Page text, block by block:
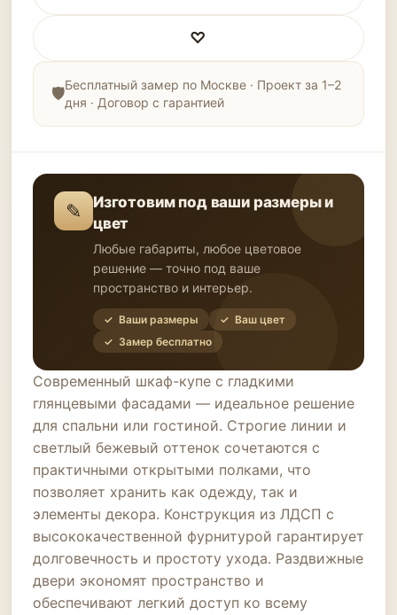
♡
Бесплатный замер по Москве · Проект за 1–2
дня · Договор с гарантией
✎
Изготовим под ваши размеры и
цвет
Любые габариты, любое цветовое
решение — точно под ваше
пространство и интерьер.
✓ Ваши размеры
✓ Ваш цвет
✓ Замер бесплатно
Современный шкаф-купе с гладкими
глянцевыми фасадами — идеальное решение
для спальни или гостиной. Строгие линии и
светлый бежевый оттенок сочетаются с
практичными открытыми полками, что
позволяет хранить как одежду, так и
элементы декора. Конструкция из ЛДСП с
высококачественной фурнитурой гарантирует
долговечность и простоту ухода. Раздвижные
двери экономят пространство и
обеспечивают легкий доступ ко всему